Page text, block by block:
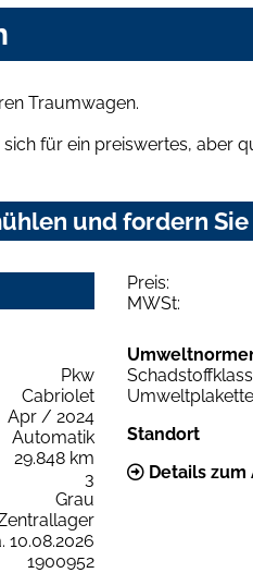
Traumwagen.
für ein preiswertes, aber
und fordern
Preis:
MWSt:
Pkw
Cabriolet
Apr / 2024
Automatik
29.848 km
3
Grau
10.08.2026
1900952
Umweltplakette
Standort
Details zum